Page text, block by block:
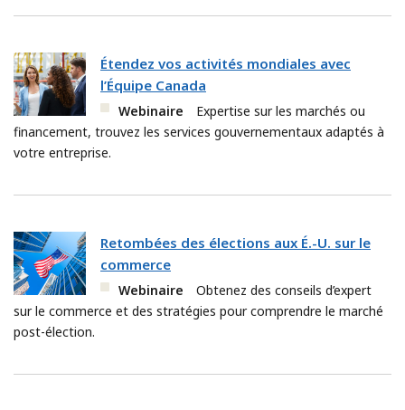
Étendez vos activités mondiales avec
l’Équipe Canada
Webinaire
Expertise sur les marchés ou
financement, trouvez les services gouvernementaux adaptés à
votre entreprise.
Retombées des élections aux É.-U. sur le
commerce
Webinaire
Obtenez des conseils d’expert
sur le commerce et des stratégies pour comprendre le marché
post-élection.